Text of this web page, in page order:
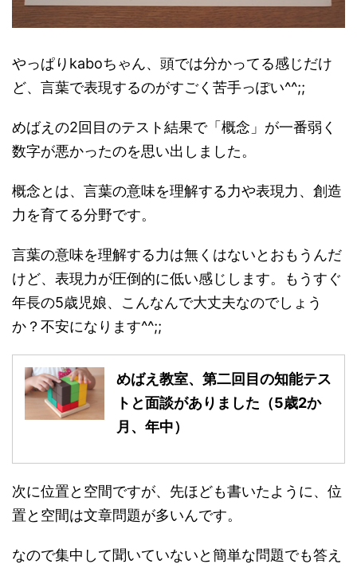
やっぱりkaboちゃん、頭では分かってる感じだけ
ど、言葉で表現するのがすごく苦手っぽい^^;;
めばえの2回目のテスト結果で「概念」が一番弱く
数字が悪かったのを思い出しました。
概念とは、言葉の意味を理解する力や表現力、創造
力を育てる分野です。
言葉の意味を理解する力は無くはないとおもうんだ
けど、表現力が圧倒的に低い感じします。もうすぐ
年長の5歳児娘、こんなんで大丈夫なのでしょう
か？不安になります^^;;
めばえ教室、第二回目の知能テス
トと面談がありました（5歳2か
月、年中）
次に位置と空間ですが、先ほども書いたように、位
置と空間は文章問題が多いんです。
なので集中して聞いていないと簡単な問題でも答え